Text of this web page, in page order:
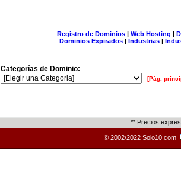
Registro de Dominios| Web Hosting |
Dominios Expirados | Industrias |
Categorías de Dominio:
[Pág.
** Precios
© 2002/2022 Solo10.com